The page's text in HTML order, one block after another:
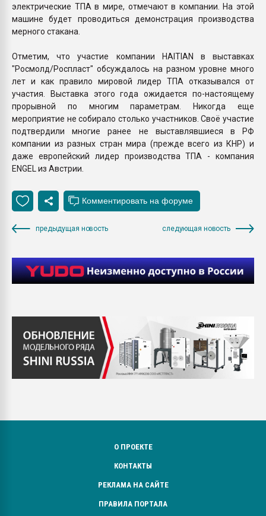
электрические ТПА в мире, отмечают в компании. На этой
машине будет проводиться демонстрация производства
мерного стакана.
Отметим, что участие компании HAITIAN в выставках
"Росмолд/Роспласт" обсуждалось на разном уровне много
лет и как правило мировой лидер ТПА отказывался от
участия. Выставка этого года ожидается по-настоящему
прорывной по многим параметрам. Никогда еще
мероприятие не собирало столько участников. Своё участие
подтвердили многие ранее не выставлявшиеся в РФ
компании из разных стран мира (прежде всего из КНР) и
даже европейский лидер производства ТПА - компания
ENGEL из Австрии.
предыдущая новость следующая новость
О ПРОЕКТЕ
КОНТАКТЫ
РЕКЛАМА НА САЙТЕ
ПРАВИЛА ПОРТАЛА